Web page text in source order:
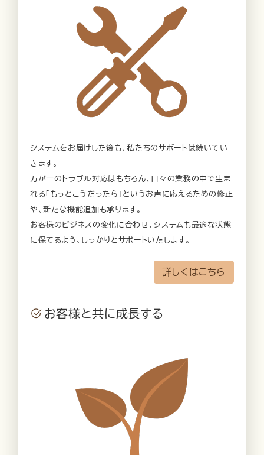
システムをお届けした後も、私たちのサポートは続いてい
きます。
万が一のトラブル対応はもちろん、日々の業務の中で生ま
れる「もっとこうだったら」というお声に応えるための修正
や、新たな機能追加も承ります。
お客様のビジネスの変化に合わせ、システムも最適な状態
に保てるよう、しっかりとサポートいたします。
詳しくはこちら
お客様と共に成長する